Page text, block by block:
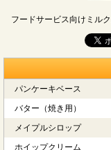
フードサービス向けミル
パンケーキベース
バター（焼き用）
メイプルシロップ
ホイップクリーム